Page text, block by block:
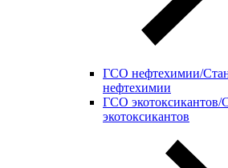
ГСО нефтехимии/
нефтехимии
ГСО экотоксикантов/
экотоксикантов